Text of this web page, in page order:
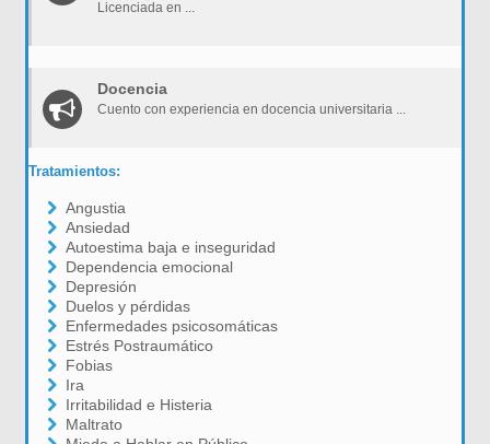
Licenciada en ...
Docencia
Cuento con experiencia en docencia universitaria ...
Tratamientos:
Angustia
Ansiedad
Autoestima baja e inseguridad
Dependencia emocional
Depresión
Duelos y pérdidas
Enfermedades psicosomáticas
Estrés Postraumático
Fobias
Ira
Irritabilidad e Histeria
Maltrato